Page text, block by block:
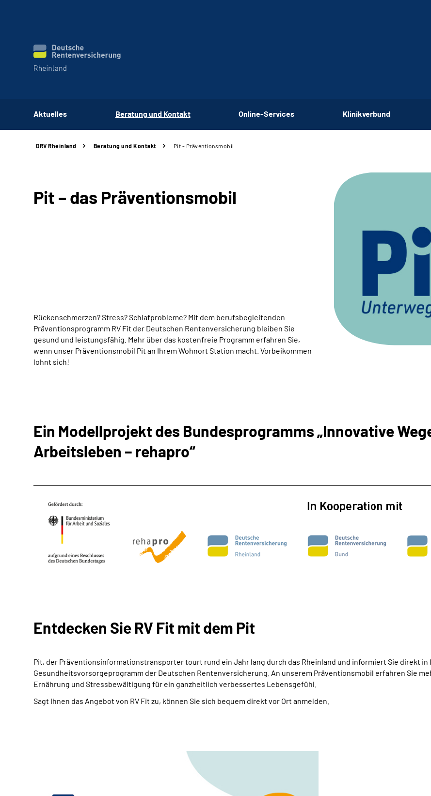
Aktuelles Beratung und Kontakt Online-Services Klinikverbund
DRV Rheinland Beratung und Kontakt Pit - Präventionsmobil
Pit – das Präventionsmobil
Rückenschmerzen? Stress? Schlafprobleme? Mit dem berufsbegleitenden
Präventionsprogramm RV Fit der Deutschen Rentenversicherung bleiben Sie
gesund und leistungsfähig. Mehr über das kostenfreie Programm erfahren Sie,
wenn unser Präventionsmobil Pit an Ihrem Wohnort Station macht. Vorbeikommen
lohnt sich!
Ein Modellprojekt des Bundesprogramms „Innovative
Arbeitsleben − rehapro“
Entdecken Sie RV Fit mit dem Pit
Pit, der Präventionsinformationstransporter tourt rund ein Jahr lang durch das Rheinland und informiert Sie direkt in
Gesundheitsvorsorgeprogramm der Deutschen Rentenversicherung. An unserem Präventionsmobil erfahren Sie
Ernährung und Stressbewältigung für ein ganzheitlich verbessertes Lebensgefühl.
Sagt Ihnen das Angebot von RV Fit zu, können Sie sich bequem direkt vor Ort anmelden.